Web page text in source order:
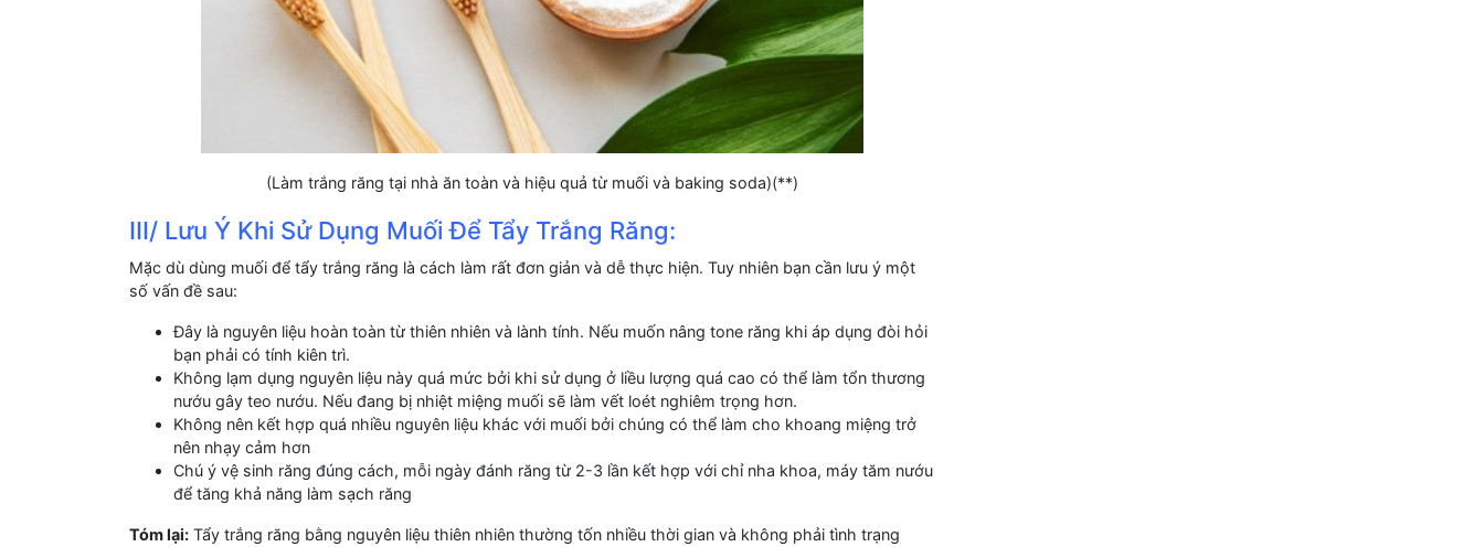
(Làm trắng răng tại nhà ăn toàn và hiệu quả từ muối và baking soda)(**)
III/ Lưu Ý Khi Sử Dụng Muối Để Tẩy Trắng Răng:
Mặc dù dùng muối để tẩy trắng răng là cách làm rất đơn giản và dễ thực hiện. Tuy nhiên bạn cần lưu ý một
số vấn đề sau:
Đây là nguyên liệu hoàn toàn từ thiên nhiên và lành tính. Nếu muốn nâng tone răng khi áp dụng đòi hỏi
bạn phải có tính kiên trì.
Không lạm dụng nguyên liệu này quá mức bởi khi sử dụng ở liều lượng quá cao có thể làm tổn thương
nướu gây teo nướu. Nếu đang bị nhiệt miệng muối sẽ làm vết loét nghiêm trọng hơn.
Không nên kết hợp quá nhiều nguyên liệu khác với muối bởi chúng có thể làm cho khoang miệng trở
nên nhạy cảm hơn
Chú ý vệ sinh răng đúng cách, mỗi ngày đánh răng từ 2-3 lần kết hợp với chỉ nha khoa, máy tăm nướu
để tăng khả năng làm sạch răng
Tóm lại: Tẩy trắng răng bằng nguyên liệu thiên nhiên thường tốn nhiều thời gian và không phải tình trạng